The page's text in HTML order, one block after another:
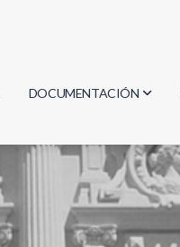
DOCUMENTACIÓN
Actas
Reglamentos
Documentos